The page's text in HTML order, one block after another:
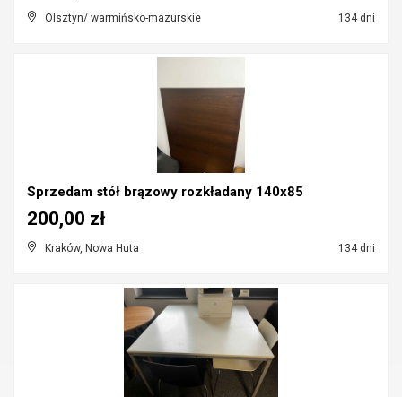
Olsztyn/ warmińsko-mazurskie 134 dni
Sprzedam stół brązowy rozkładany 140x85
Kraków, Nowa Huta 134 dni
200,00 zł